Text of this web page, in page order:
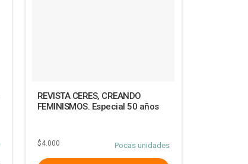
REVISTA CERES, CREANDO
FEMINISMOS. Especial 50 años
Pocas unidades
$4.000